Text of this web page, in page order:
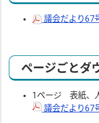
議会だより67
ページごとダ
1ページ 表紙、
議会だより67